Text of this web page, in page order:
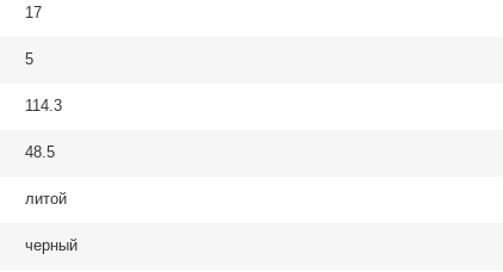
17
5
114.3
48.5
литой
черный